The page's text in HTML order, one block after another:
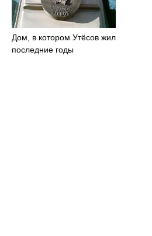
Дом, в котором Утёсов жил
последние годы